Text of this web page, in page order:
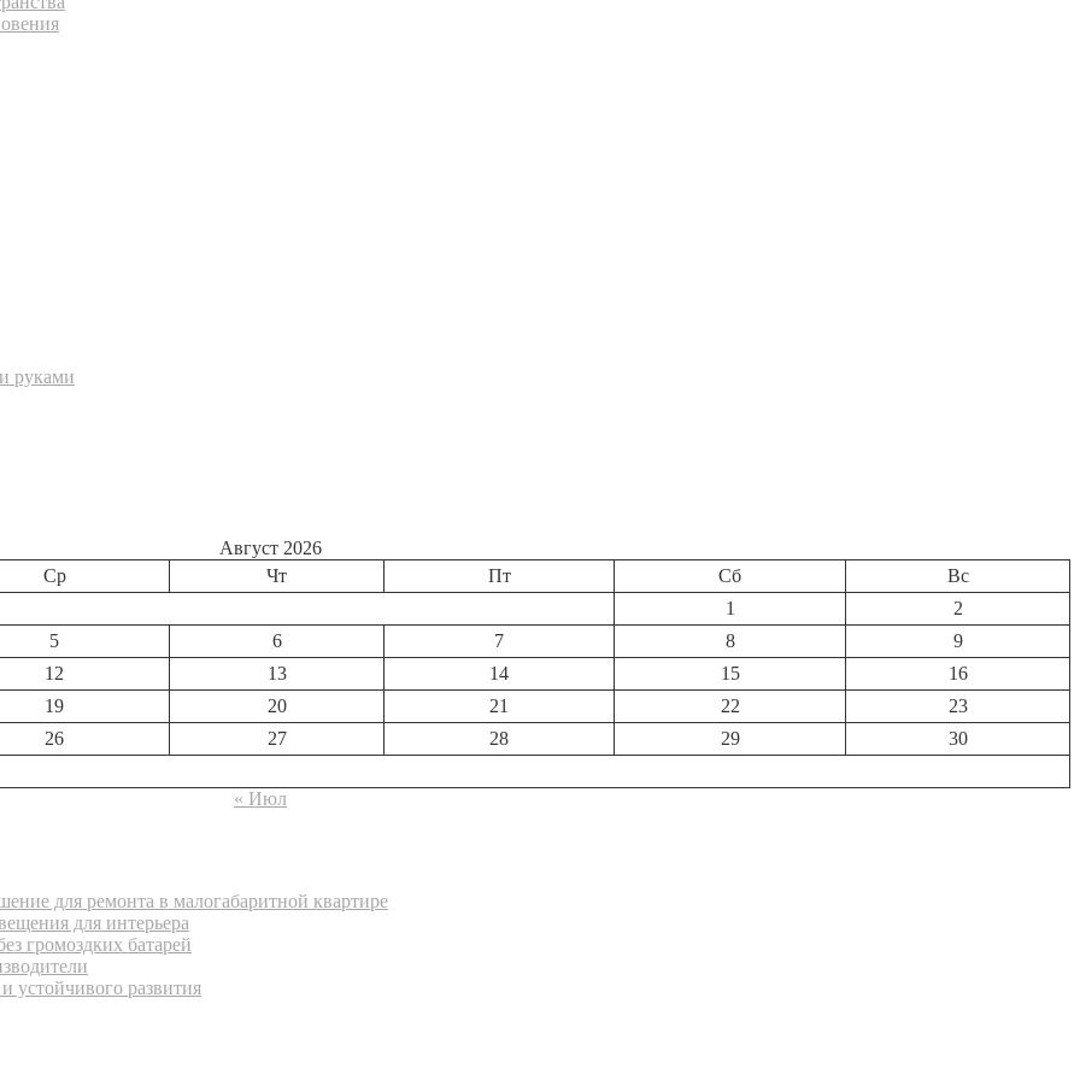
руками
Август 2026
Ср Чт Пт Сб
Вс
1
2
5 6 7 8
9
12 13 14 15
16
19 20 21 22
23
26 27 28 29
30
« Июл
для ремонта в малогабаритной квартире
для интерьера
громоздких батарей
устойчивого развития